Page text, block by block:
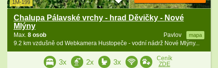
1M-199
Chalupa Pálavské vrchy - hrad Děvičky - Nové
Mlýny
Pavlov mapa
Max. 8 osob
9.2 km vzdušně od Webkamera Hustopeče - vodní nádrž Nové Mlýny...
3x 2x 3x
Ceník
ZDE